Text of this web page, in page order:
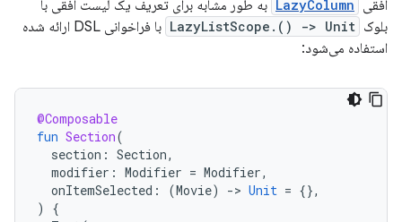
افقی LazyColumn به طور مشابه برای تعریف یک لیست افقی با
بلوک LazyListScope.() -> Unit
با فراخوانی DSL ارائه شده
استفاده می‌شود:
@Composable
fun Section(
section : Section,
modifier : Modifier = Modifier,
onItemSelected : (Movie) -> Unit = {},
)
{